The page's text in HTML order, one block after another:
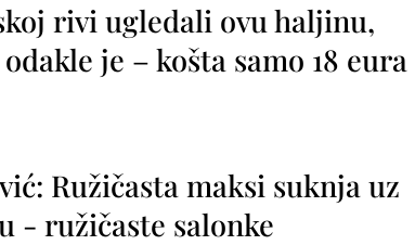
rivi ugledali ovu haljinu,
je – košta samo 18 eura
Ružičasta maksi suknja uz
- ružičaste salonke